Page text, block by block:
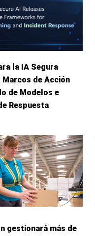
la IA Segura
Marcos de Acción
de Modelos e
Respuesta
gestionará más de